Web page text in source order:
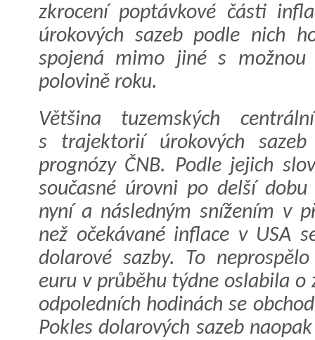
zkrocení poptávkové části
úrokových sazeb podle nich
spojená mimo jiné s možnou
polovině roku.
Většina tuzemských
s trajektorií úrokových
prognózy ČNB. Podle jejich
současné úrovni po delší
nyní a následným snížením v
než očekávané inflace v USA
dolarové sazby. To
euru v průběhu týdne oslabila o
odpoledních hodinách se
Pokles dolarových sazeb